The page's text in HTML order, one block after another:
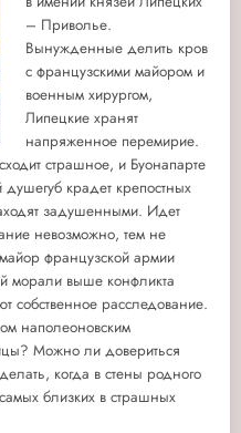
– Приволье.
Вынужденные делить кров
с французскими майором и
военным хирургом,
Липецкие хранят
напряженное перемирие.
страшное, и Буонапарте
крадет крепостных
задушенными. Идет
невозможно, тем не
французской армии
морали выше конфликта
собственное расследование.
наполеоновским
Можно ли довериться
когда в стены родного
близких в страшных